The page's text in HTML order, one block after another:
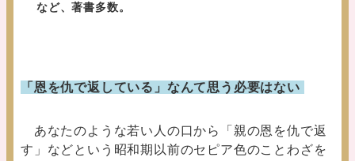
など、著書多数。
「恩を仇で返している」なんて思う必要はない
あなたのような若い人の口から「親の恩を仇で返
す」などという昭和期以前のセピア色のことわざを